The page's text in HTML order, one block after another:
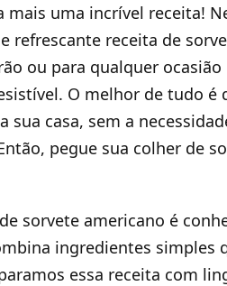
mais uma incrível receita!
refrescante receita de
ou para qualquer
O melhor de tudo é
sua casa, sem a
pegue sua colher de
sorvete americano é
ingredientes simples
essa receita com